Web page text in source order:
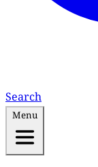
Search
Menu